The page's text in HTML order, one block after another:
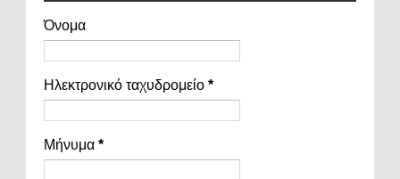
Όνομα
Ηλεκτρονικό ταχυδρομείο *
Μήνυμα *